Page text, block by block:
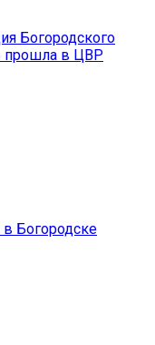
Богородского
прошла в ЦВР
Богородске